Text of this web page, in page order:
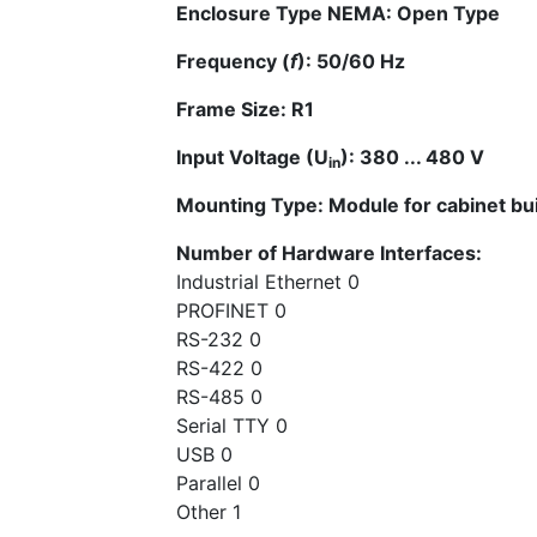
Enclosure Type NEMA: Open Type
Frequency (f): 50/60 Hz
Frame Size: R1
Input Voltage (Uin): 380 ... 480 V
Mounting Type: Module for cabinet
Number of Hardware Interfaces:
Industrial Ethernet 0
PROFINET 0
RS-232 0
RS-422 0
RS-485 0
Serial TTY 0
USB 0
Parallel 0
Other 1